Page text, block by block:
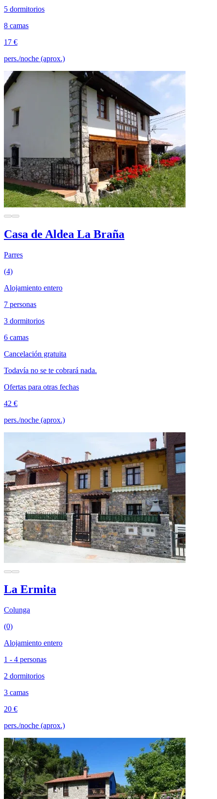
5 dormitorios
8 camas
17 €
pers./noche (aprox.)
Casa de Aldea La Braña
Parres
(4)
Alojamiento entero
7 personas
3 dormitorios
6 camas
Cancelación gratuita
Todavía no se te cobrará nada.
Ofertas para otras fechas
42 €
pers./noche (aprox.)
La Ermita
Colunga
(0)
Alojamiento entero
1 - 4 personas
2 dormitorios
3 camas
20 €
pers./noche (aprox.)